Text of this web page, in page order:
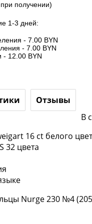
получении)
1-3 дней:
- 7.00 BYN
- 7.00 BYN
- 12.00 BYN
Отзывы
В
16 ct белого
32 цвета
Nurge 230 №4